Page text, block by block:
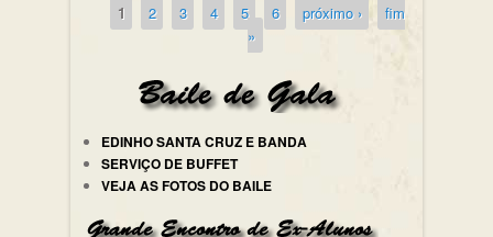
Páginas
1 2 3 4 5 6 próximo ›
fim
»
EDINHO SANTA CRUZ E BANDA
SERVIÇO DE BUFFET
VEJA AS FOTOS DO BAILE